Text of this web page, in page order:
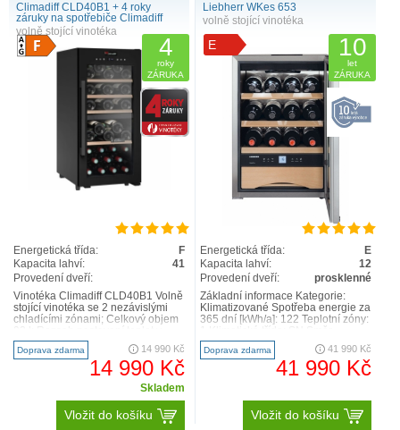
Climadiff CLD40B1 + 4 roky
záruky na spotřebiče Climadiff
volně stojící vinotéka
4
roky
ZÁRUKA
Energetická třída:
F
Kapacita lahví:
41
Provedení dveří:
Vinotéka Climadiff CLD40B1 Volně
stojící vinotéka se 2 nezávislými
chladícími zónami; Celkový objem
zónách: 5-12 °C..
Doprava zdarma 14 990 Kč
14 990 Kč
Skladem
Vložit do košíku
Liebherr WKes 653
volně stojící vinotéka
E 10
let
ZÁRUKA
Energetická třída:
E
Kapacita lahví:
12
Provedení dveří:
prosklenné
Základní informace Kategorie:
Klimatizované Spotřeba energie za
365 dní [kWh/a]: 122 Teplotní zóny:
otevírání dveří..
Doprava zdarma 41 990 Kč
41 990 Kč
Vložit do košíku